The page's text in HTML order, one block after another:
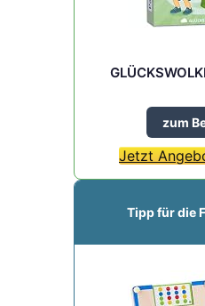
zum
Jetzt
Tipp für die